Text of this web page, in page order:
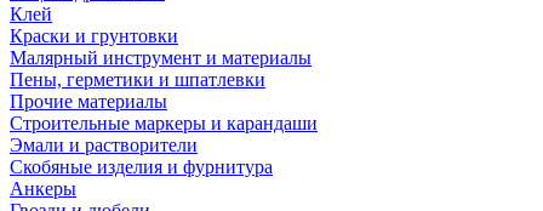
Клей
Краски и грунтовки
Малярный инструмент и материалы
Пены, герметики и шпатлевки
Прочие материалы
Строительные маркеры и карандаши
Эмали и растворители
Скобяные изделия и фурнитура
Анкеры